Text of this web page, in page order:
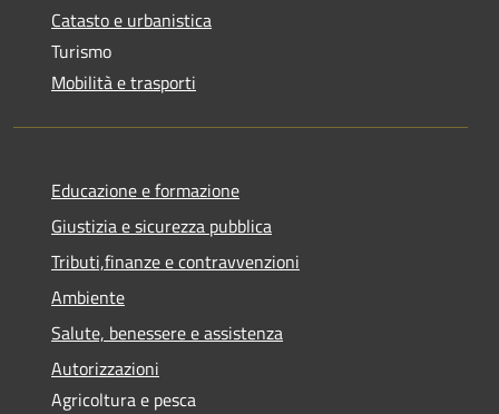
Catasto e urbanistica
Turismo
Mobilità e trasporti
Educazione e formazione
Giustizia e sicurezza pubblica
Tributi,finanze e contravvenzioni
Ambiente
Salute, benessere e assistenza
Autorizzazioni
Agricoltura e pesca